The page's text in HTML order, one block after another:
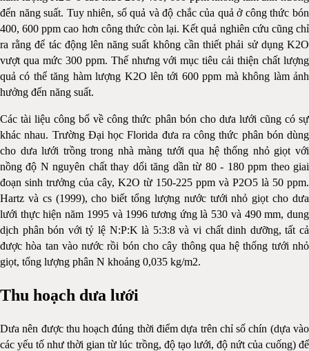
đến năng suất. Tuy nhiên, số quả và độ chắc của quả ở công thức bón
400, 600 ppm cao hơn công thức còn lại. Kết quả nghiên cứu cũng chỉ
ra rằng để tác động lên năng suất không cần thiết phải sử dụng K2O
vượt qua mức 300 ppm. Thế nhưng với mục tiêu cải thiện chất lượng
quả có thể tăng hàm lượng K2O lên tới 600 ppm mà không làm ảnh
hưởng đến năng suất.
Các tài liệu công bố về công thức phân bón cho dưa lưới cũng có sự
khác nhau. Trường Ðại học Florida đưa ra công thức phân bón dùng
cho dưa lưới trồng trong nhà màng tưới qua hệ thống nhỏ giọt với
nồng độ N nguyên chất thay dổi tăng dần từ 80 - 180 ppm theo giai
đoạn sinh trưởng của cây, K2O từ 150-225 ppm và P2O5 là 50 ppm.
Hartz và cs (1999), cho biết tổng lượng nước tưới nhỏ giọt cho dưa
lưới thực hiện năm 1995 và 1996 tương ứng là 530 và 490 mm, dung
dịch phân bón với tỷ lệ N:P:K là 5:3:8 và vi chất dinh dưỡng, tất cả
được hòa tan vào nước rồi bón cho cây thông qua hệ thống tưới nhỏ
giọt, tổng lượng phân N khoảng 0,035 kg/m2.
Thu hoạch dưa lưới
Dưa nên được thu hoạch đúng thời điểm dựa trên chỉ số chín (dựa vào
các yếu tố như thời gian từ lúc trồng, độ tạo lưới, độ nứt của cuống) để